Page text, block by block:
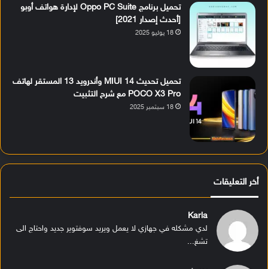
تحميل برنامج Oppo PC Suite لإدارة هواتف أوبو
[أحدث إصدار 2021]
18 يوليو 2025
تحميل تحديث MIUI 14 وأندرويد 13 المستقر لهاتف
POCO X3 Pro مع شرح التثبيت
18 سبتمبر 2025
أخر التعليقات
Karla
لدي مشكله في جهازي لا يعمل ويريد سوفتوير جديد واحتاج الى
تشغ...